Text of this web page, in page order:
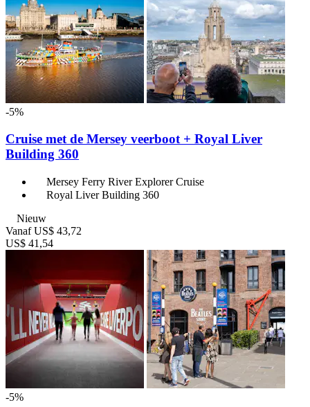
-5%
Cruise met de Mersey veerboot + Royal Liver
Building 360
Mersey Ferry River Explorer Cruise
Royal Liver Building 360
Nieuw
Vanaf US$ 43,72
US$ 41,54
-5%